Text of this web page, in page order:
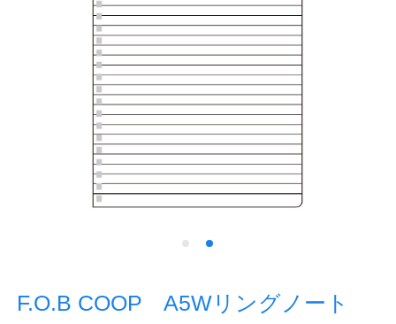
特集・コラム
ノートの豆知識
探求・自主学習のすすめ
工場フォトツアー
F.O.B COOP A5Wリングノート